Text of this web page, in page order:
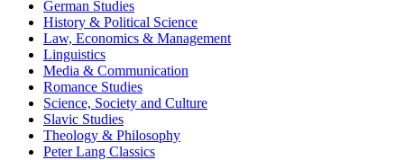
German Studies
History & Political Science
Law, Economics & Management
Linguistics
Media & Communication
Romance Studies
Science, Society and Culture
Slavic Studies
Theology & Philosophy
Peter Lang Classics